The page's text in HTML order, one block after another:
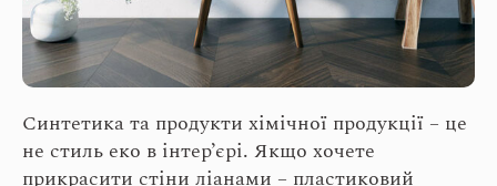
Синтетика та продукти хімічної продукції – це
не стиль еко в інтер’єрі. Якщо хочете
прикрасити стіни ліанами – пластиковий